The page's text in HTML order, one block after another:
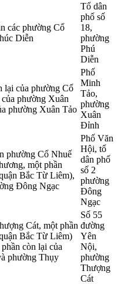
các phường Cổ
Diễn
Tổ dân
phố số
18,
phường
Phú
Diễn
lại của phường Cổ
phường Xuân
phường Xuân Tảo
Phố
Minh
Tảo,
phường
Xuân
Đỉnh
phường Cổ Nhuế
một phần
Bắc Từ Liêm),
Đông Ngạc
Phố Văn
Hội, tổ
dân phố
số 2
phường
Đông
Ngạc
Cát, một phần
Bắc Từ Liêm)
còn lại của
phường Thụy
Số 55
đường
Yên
Nội,
phường
Thượng
Cát